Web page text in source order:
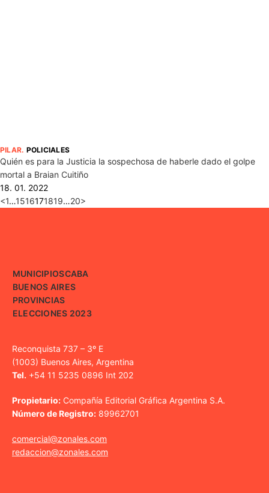
PILAR. POLICIALES
Quién es para la Justicia la sospechosa de haberle dado el golpe
mortal a Braian Cuitiño
18. 01. 2022
<1…1516171819…20>
MUNICIPIOSCABA
BUENOS AIRES
PROVINCIAS
ELECCIONES 2023
Reconquista 737 – 3º E
(1003) Buenos Aires, Argentina
Tel. +54 11 5235 0896 Int 202
Propietario: Compañía Editorial Gráfica Argentina S.A.
Número de Registro: 89962701
comercial@zonales.com
redaccion@zonales.com